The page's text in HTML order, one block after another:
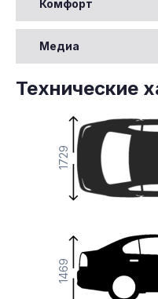
Комфорт
Медиа
Технические
1469
1729